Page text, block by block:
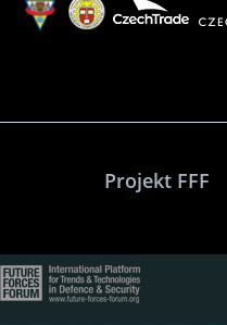
Projekt FFF